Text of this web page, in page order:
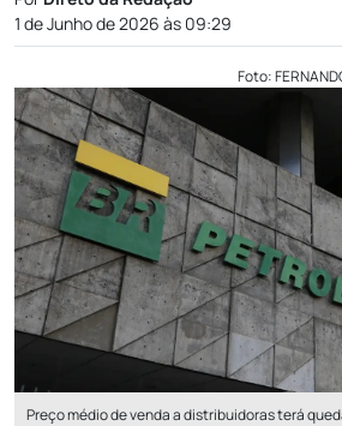
1 de Junho de 2026 às 09:29
Foto:
Preço médio de venda a distribuidoras terá